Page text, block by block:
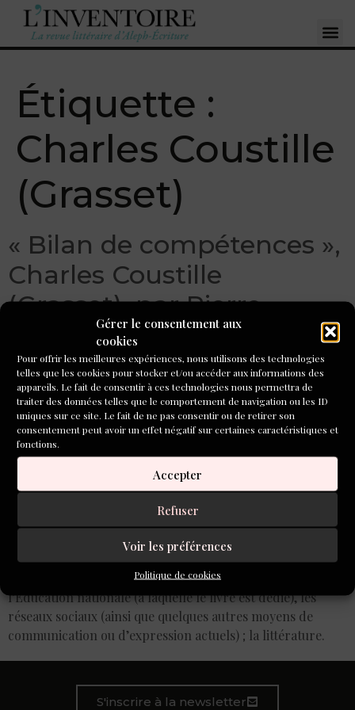
Gérer le consentement aux
cookies
Pour offrir les meilleures expériences, nous utilisons des technologies
telles que les cookies pour stocker et/ou accéder aux informations des
appareils. Le fait de consentir à ces technologies nous permettra de
traiter des données telles que le comportement de navigation ou les ID
uniques sur ce site. Le fait de ne pas consentir ou de retirer son
consentement peut avoir un effet négatif sur certaines caractéristiques et
fonctions.
Accepter
Refuser
Voir les préférences
Politique de cookies
Étiquette :
Charles Coustille
(Grasset)
« Bilan de compétences »,
Charles Coustille
(Grasset), par Pierre
Trois fils s’entrelacent dans son premier roman :
l’Éducation nationale (à laquelle le livre est dédié), les
réseaux sociaux (ainsi que quelques autres moyens de
communication ou d’expression actuels) ; la littérature.
S'inscrire à la newsletter